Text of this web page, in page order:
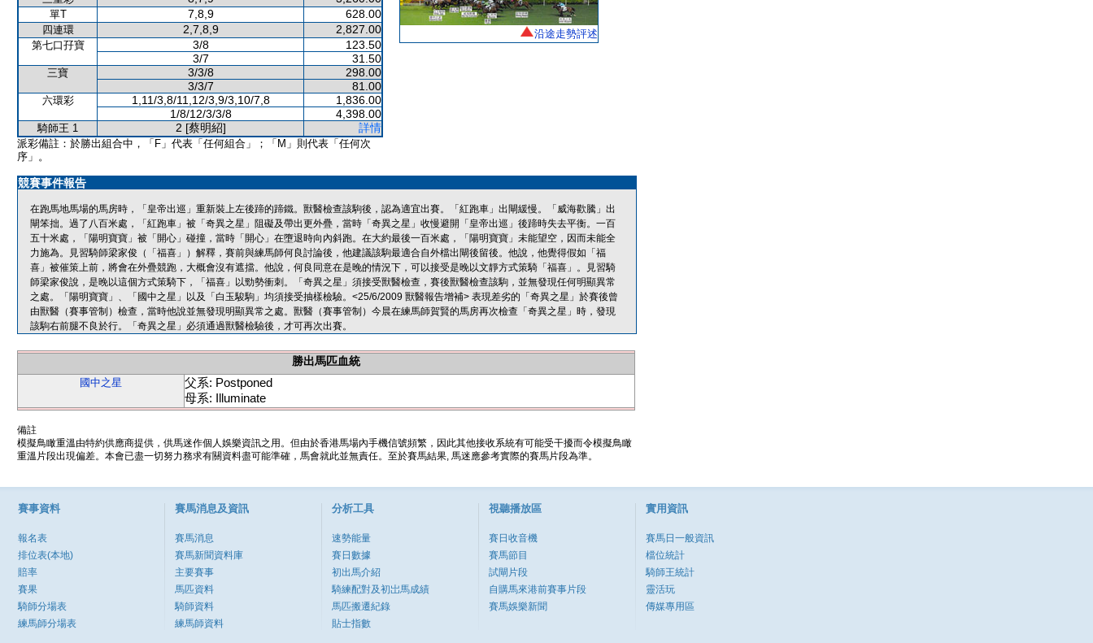
單T 7,8,9 628.00
四連環 2,7,8,9 2,827.00
第七口孖寶 3/8
123.50
3/7
31.50
三寶 3/3/8
298.00
3/3/7
81.00
六環彩 1,11/3,8/11,12/3,9/3,10/7,8
1,836.00
1/8/12/3/3/8
4,398.00
騎師王 1 2 [蔡明紹] 詳情
派彩備註：於勝出組合中，「F」代表「任何組合」；「M」則代表「任何次
序」。
沿途走勢評述
競賽事件報告
在跑馬地馬場的馬房時，「皇帝出巡」重新裝上左後蹄的蹄鐵。獸醫檢查該駒後，認為適宜出賽。「紅跑車」出閘緩慢。「威海歡騰」出
閘笨拙。過了八百米處，「紅跑車」被「奇異之星」阻礙及帶出更外疊，當時「奇異之星」收慢避開「皇帝出巡」後蹄時失去平衡。一百
五十米處，「陽明寶寶」被「開心」碰撞，當時「開心」在墮退時向內斜跑。在大約最後一百米處，「陽明寶寶」未能望空，因而未能全
力施為。見習騎師梁家俊（「福喜」）解釋，賽前與練馬師何良討論後，他建議該駒最適合自外檔出閘後留後。他說，他覺得假如「福
喜」被催策上前，將會在外疊競跑，大概會沒有遮擋。他說，何良同意在是晚的情況下，可以接受是晚以文靜方式策騎「福喜」。見習騎
師梁家俊說，是晚以這個方式策騎下，「福喜」以勁勢衝刺。「奇異之星」須接受獸醫檢查，賽後獸醫檢查該駒，並無發現任何明顯異常
之處。「陽明寶寶」、「國中之星」以及「白玉駿駒」均須接受抽樣檢驗。<25/6/2009 獸醫報告增補> 表現差劣的「奇異之星」於賽後曾
由獸醫（賽事管制）檢查，當時他說並無發現明顯異常之處。獸醫（賽事管制）今晨在練馬師賀賢的馬房再次檢查「奇異之星」時，發現
該駒右前腿不良於行。「奇異之星」必須通過獸醫檢驗後，才可再次出賽。
勝出馬匹血統
國中之星
父系: Postponed
母系: Illuminate
備註
模擬鳥瞰重溫由特約供應商提供，供馬迷作個人娛樂資訊之用。但由於香港馬場內手機信號頻繁，因此其他接收系統有可能受干擾而令模擬鳥瞰
重溫片段出現偏差。本會已盡一切努力務求有關資料盡可能準確，馬會就此並無責任。至於賽馬結果, 馬迷應參考實際的賽馬片段為準。
賽事資料
報名表
排位表(本地)
賠率
賽果
騎師分場表
練馬師分場表
賽馬消息及資訊
賽馬消息
賽馬新聞資料庫
主要賽事
馬匹資料
騎師資料
練馬師資料
分析工具
速勢能量
賽日數據
初出馬介紹
騎練配對及初岀馬成績
馬匹搬遷紀錄
貼士指數
視聽播放區
賽日收音機
賽馬節目
試閘片段
自購馬來港前賽事片段
賽馬娛樂新聞
實用資訊
賽馬日一般資訊
檔位統計
騎師王統計
靈活玩
傳媒專用區